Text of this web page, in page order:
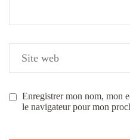
Enregistrer mon nom, mon
le navigateur pour mon